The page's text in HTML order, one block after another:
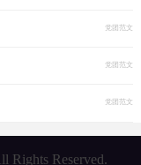
党团范文
党团范文
党团范文
Rights Reserved.